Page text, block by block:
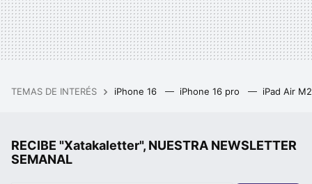
TEMAS DE INTERÉS iPhone 16 iPhone 16 pro iPad Air
RECIBE "Xatakaletter", NUESTRA NEWSLETTER
SEMANAL